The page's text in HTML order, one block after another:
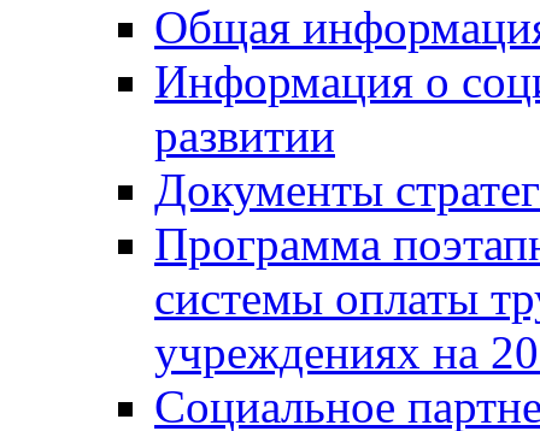
Общая
Информация о
развитии
Документы
Программа
системы оплаты
учреждениях на
Социальное